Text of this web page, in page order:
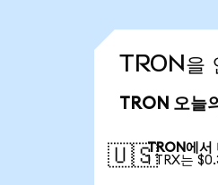
TRON을
TRON 오늘
🇺🇸TRON에서
1 TRX는